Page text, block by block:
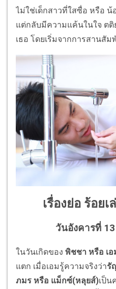
ไม่ใช่เด็กสาวที่ใสซื่อ หรือ น้
แต่กลับมีความแค้นในใจ ตติ
เธอ โดยเริ่มจากการสานสั
เรื่องย่อ ร้อยเ
วันอังคารที่
ในวันเกิดของ พิชชา หรือ เอ
แตก เมื่อเอมรู้ความจริงว่ารั
ภมร หรือ แม็กซ์(หลุยส์)เป็น